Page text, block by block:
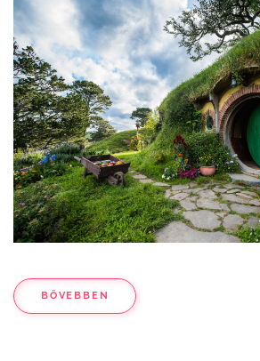
BŐVEBBEN